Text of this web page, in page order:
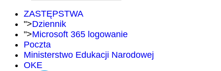
ZASTĘPSTWA
">Dziennik
">Microsoft 365 logowanie
Poczta
Ministerstwo Edukacji Narodowej
OKE